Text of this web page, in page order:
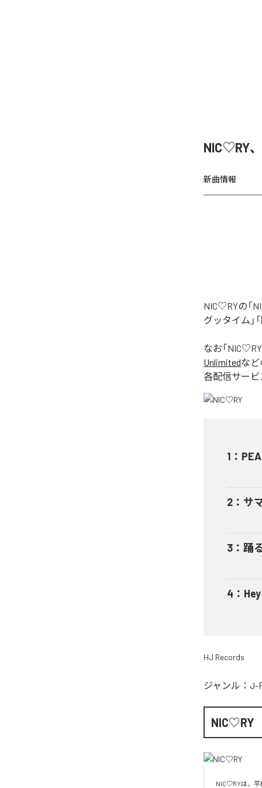
NIC♡RY
新曲情報
NIC♡RYの「
グッタイム」
なお「NIC♡RY
Unlimitedなど
各配信サービ
1 ：
2 ： サ
3 ： 踊
4 ：
HJ Records
ジャンル： J-
NIC♡RY
NIC♡RYは、平